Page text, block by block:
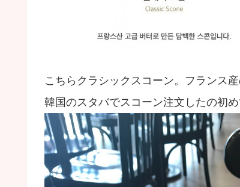
こちらクラシックスコーン。フランス
韓国のスタバでスコーン注文したの初